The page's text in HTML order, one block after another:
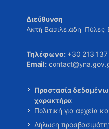
Διεύθυνση
Ακτή Βασιλειάδη,
Τηλέφωνο: +30 213 137
Email:
Προστασία
χαρακτήρα
Πολιτική για αρχεία
Δήλωση